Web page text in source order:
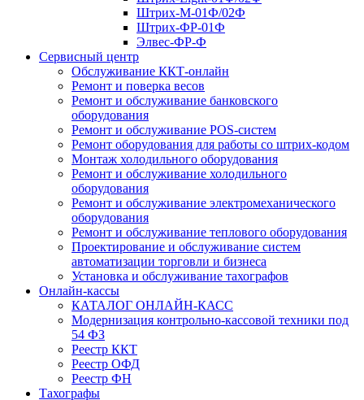
Штрих-М-01Ф/02Ф
Штрих-ФР-01Ф
Элвес-ФР-Ф
Сервисный центр
Обслуживание ККТ-онлайн
Ремонт и поверка весов
Ремонт и обслуживание банковского
оборудования
Ремонт и обслуживание POS-систем
Ремонт оборудования для работы со штрих-кодом
Монтаж холодильного оборудования
Ремонт и обслуживание холодильного
оборудования
Ремонт и обслуживание электромеханического
оборудования
Ремонт и обслуживание теплового оборудования
Проектирование и обслуживание систем
автоматизации торговли и бизнеса
Установка и обслуживание тахографов
Онлайн-кассы
КАТАЛОГ ОНЛАЙН-КАСС
Модернизация контрольно-кассовой техники под
54 ФЗ
Реестр ККТ
Реестр ОФД
Реестр ФН
Тахографы